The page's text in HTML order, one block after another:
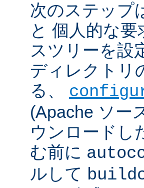
次のステップ
と 個人的な
スツリーを設
ディレクトリ
る、
(Apache ソー
ウンロードし
む前に
ルして